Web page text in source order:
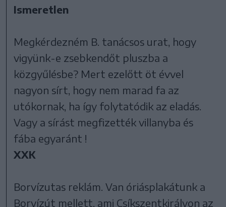
Ismeretlen
Megkérdezném B. tanácsos urat, hogy
vigyünk-e zsebkendőt pluszba a
közgyűlésbe? Mert ezelőtt öt évvel
nagyon sírt, hogy nem marad fa az
utókornak, ha így folytatódik az eladás.
Vagy a sírást megfizették villanyba és
fába egyaránt !
XXK
Borvízutas reklám. Van óriásplakátunk a
Borvízút mellett, ami Csíkszent­királyon az